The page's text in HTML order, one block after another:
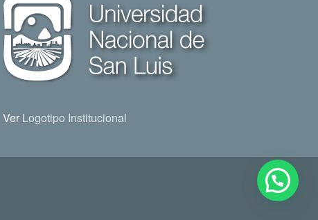
Ver Logotipo Institucional